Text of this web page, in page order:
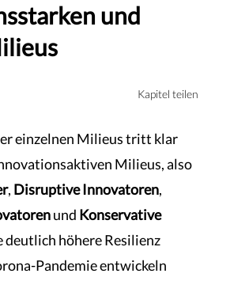
und
Kapitel teilen
einzelnen Milieus tritt klar
Milieus, also
, Disruptive Innovatoren,
und Konservative
deutlich höhere Resilienz
Pandemie entwickeln